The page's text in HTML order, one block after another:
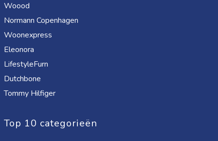
Woood
Normann Copenhagen
Woonexpress
Eleonora
LifestyleFurn
Dutchbone
Tommy Hilfiger
Top 10 categorieën